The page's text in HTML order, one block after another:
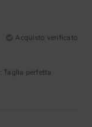
Acquisto verificato
: Taglia perfetta